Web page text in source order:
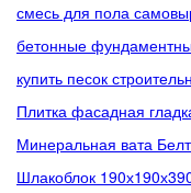
смесь для пола
бетонные
купить песок
Плитка фасадная
Минеральная вата
Шлакоблок